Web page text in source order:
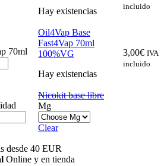
Hay existencias
incluido
70ml
Oil4Vap Base
Fast4Vap 70ml
100%VG
Hay existencias
3,00€ IVA
incluido
Nicokit base libre
Mg
Clear
desde 40 EUR
Online y en tienda